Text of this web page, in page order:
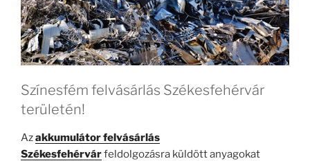
Színesfém felvásárlás Székesfehérvár
területén!
Azakkumulátor felvásárlás
Székesfehérvárfeldolgozásra küldött anyagokat